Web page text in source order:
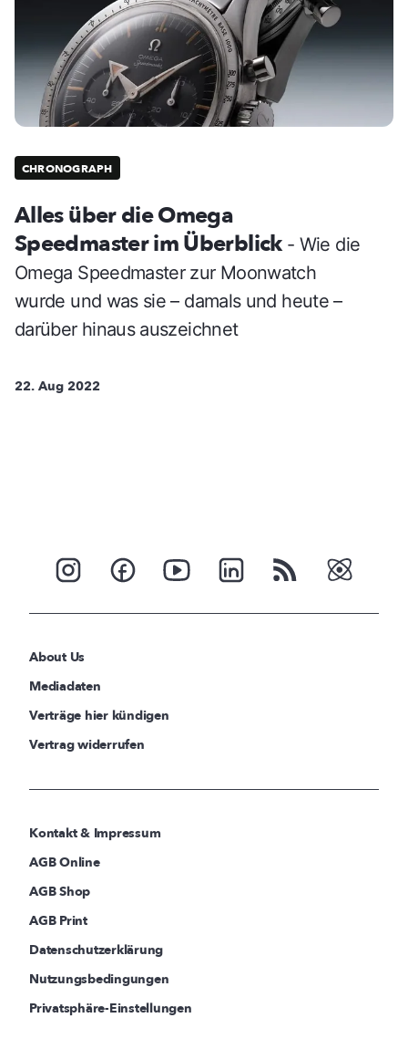
CHRONOGRAPH
Alles über die Omega
Speedmaster im Überblick - Wie die
Omega Speedmaster zur Moonwatch
wurde und was sie – damals und heute –
darüber hinaus auszeichnet
22. Aug 2022
About Us
Mediadaten
Verträge hier kündigen
Vertrag widerrufen
Kontakt & Impressum
AGB Online
AGB Shop
AGB Print
Datenschutzerklärung
Nutzungsbedingungen
Privatsphäre-Einstellungen